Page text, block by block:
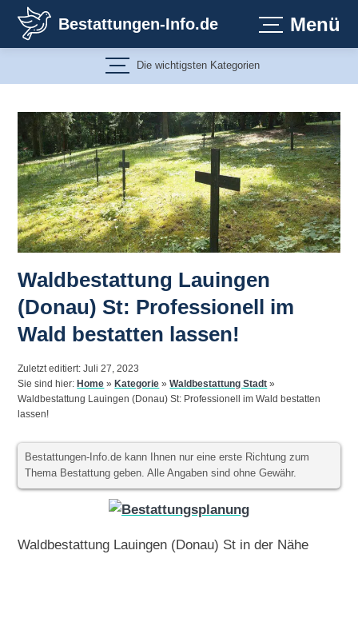
Inhalt
springen
Bestattungen-Info.de Menü
Die wichtigsten Kategorien
Waldbestattung Lauingen
(Donau) St: Professionell im
Wald bestatten lassen!
Zuletzt editiert: Juli 27, 2023
Sie sind hier:Home »Kategorie »Waldbestattung Stadt »
Waldbestattung Lauingen (Donau) St: Professionell im Wald bestatten
lassen!
Bestattungen-Info.de kann Ihnen nur eine erste Richtung zum
Thema Bestattung geben. Alle Angaben sind ohne Gewähr.
Waldbestattung Lauingen (Donau) St in der Nähe